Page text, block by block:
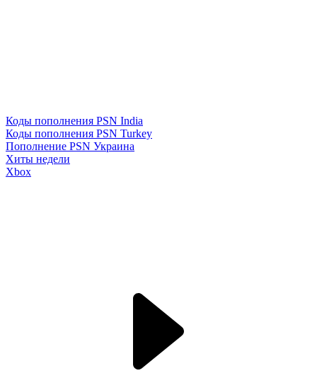
Коды пополнения PSN India
Коды пополнения PSN Turkey
Пополнение PSN Украина
Хиты недели
Xbox